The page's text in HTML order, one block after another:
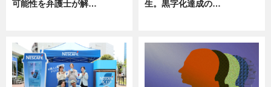
可能性を弁護士が解…
生。黒字化達成の…